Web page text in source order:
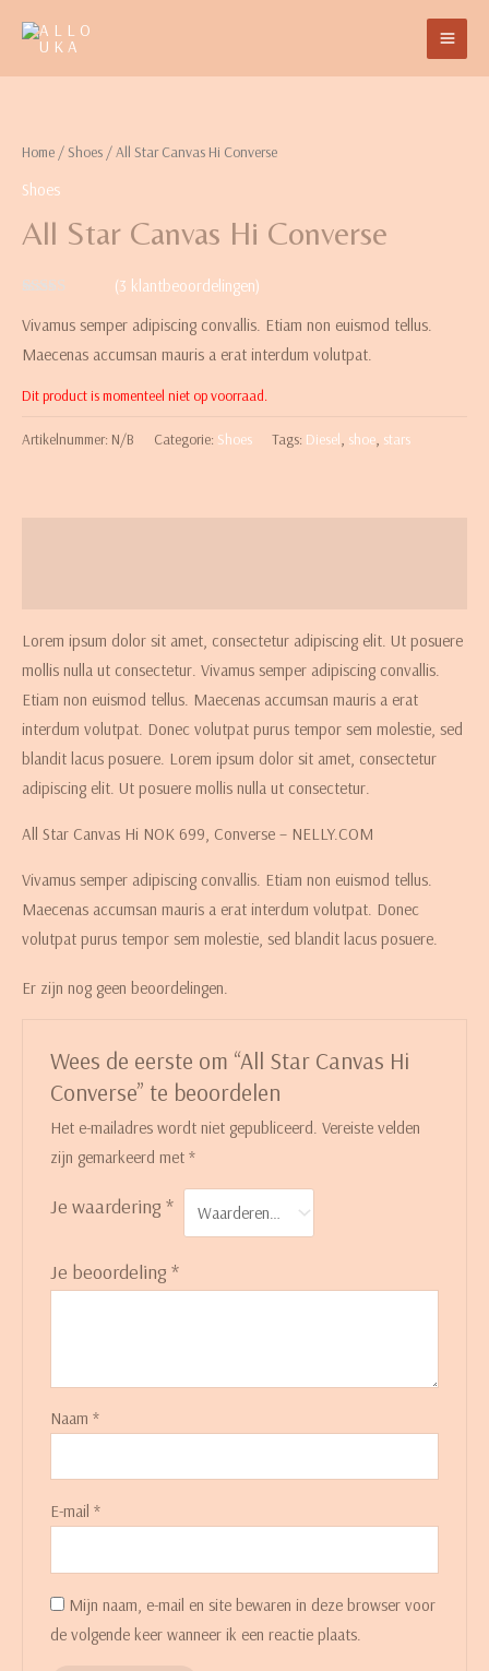
Home /Shoes / All Star Canvas Hi Converse
Shoes
All Star Canvas Hi Converse
4.33op 5
op
(3 klantbeoordelingen)
Vivamus semper adipiscing convallis. Etiam non euismod tellus.
Maecenas accumsan mauris a erat interdum volutpat.
Dit product is momenteel niet op voorraad.
Artikelnummer: N/B Categorie: Shoes Tags: Diesel shoe stars
Lorem ipsum dolor sit amet, consectetur adipiscing elit. Ut posuere
mollis nulla ut consectetur. Vivamus semper adipiscing convallis.
Etiam non euismod tellus. Maecenas accumsan mauris a erat
interdum volutpat. Donec volutpat purus tempor sem molestie, sed
blandit lacus posuere. Lorem ipsum dolor sit amet, consectetur
adipiscing elit. Ut posuere mollis nulla ut consectetur.
All Star Canvas Hi NOK 699, Converse – NELLY.COM
Vivamus semper adipiscing convallis. Etiam non euismod tellus.
Maecenas accumsan mauris a erat interdum volutpat. Donec
volutpat purus tempor sem molestie, sed blandit lacus posuere.
Er zijn nog geen beoordelingen.
Wees de eerste om “All Star Canvas Hi
Converse” te beoordelen
Het e-mailadres wordt niet gepubliceerd. Vereiste velden
zijn gemarkeerd met*
Je waardering*
Je beoordeling*
Naam*
E-mail*
Mijn naam, e-mail en site bewaren in deze browser voor
de volgende keer wanneer ik een reactie plaats.